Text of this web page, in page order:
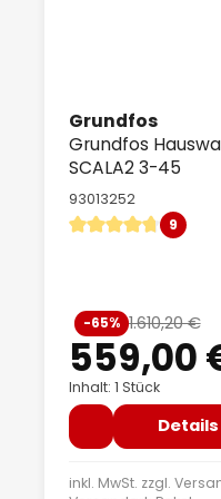
Grundfos
Grundfos
SCALA2 3-45
93013252
Durchschnittliche
9
Verkaufspreis:
559,00
1.610,20 €
-65%
Inhalt: 1 Stück
inkl. MwSt. zzgl.